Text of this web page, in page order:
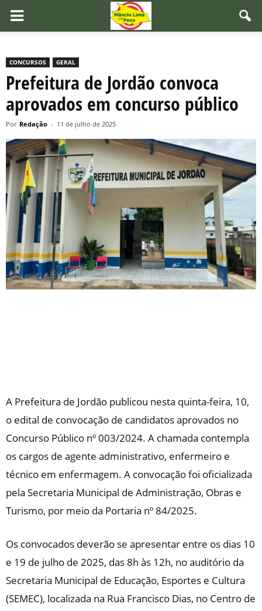
CONCURSOS GERAL
Prefeitura de Jordão convoca
aprovados em concurso público
Por Redação - 11 de julho de 2025
A Prefeitura de Jordão publicou nesta quinta-feira, 10,
o edital de convocação de candidatos aprovados no
Concurso Público nº 003/2024. A chamada contempla
os cargos de agente administrativo, enfermeiro e
técnico em enfermagem. A convocação foi oficializada
pela Secretaria Municipal de Administração, Obras e
Turismo, por meio da Portaria nº 84/2025.
Os convocados deverão se apresentar entre os dias 10
e 19 de julho de 2025, das 8h às 12h, no auditório da
Secretaria Municipal de Educação, Esportes e Cultura
(SEMEC), localizada na Rua Francisco Dias, no Centro de